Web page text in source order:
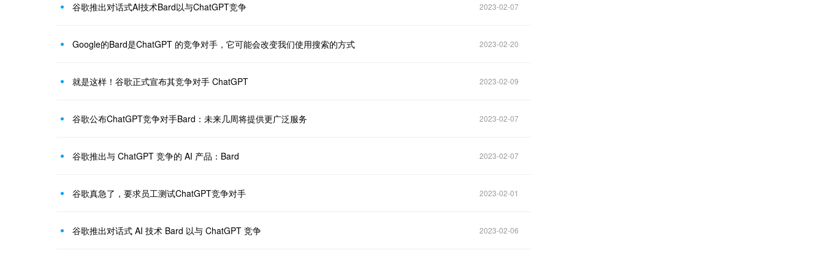
谷歌推出对话式AI技术Bard以与ChatGPT竞争 2023-02-07
Google的Bard是ChatGPT 的竞争对手，它可能会改变我们使用搜索的方式 2023-02-20
就是这样！谷歌正式宣布其竞争对手 ChatGPT 2023-02-09
谷歌公布ChatGPT竞争对手Bard：未来几周将提供更广泛服务 2023-02-07
谷歌推出与 ChatGPT 竞争的 AI 产品：Bard 2023-02-07
谷歌真急了，要求员工测试ChatGPT竞争对手 2023-02-01
谷歌推出对话式 AI 技术 Bard 以与 ChatGPT 竞争 2023-02-06